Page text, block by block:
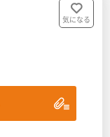
資料リスト
気になる